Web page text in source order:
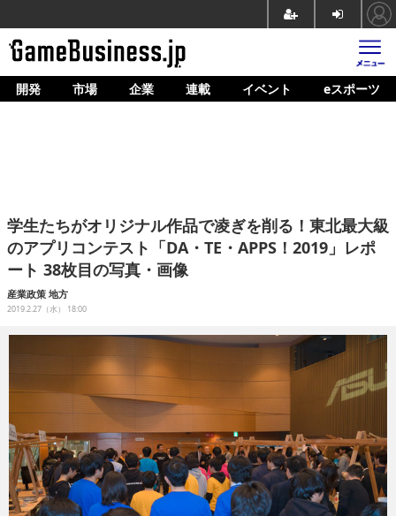
ホーム
企業動向
人材育成
産業政策
連載
イベント/セミナー
eスポーツ
開発 市場 企業 連載 イベント eスポーツ
学生たちがオリジナル作品で凌ぎを削る！東北最大級
のアプリコンテスト「DA・TE・APPS！2019」レポ
ート 38枚目の写真・画像
産業政策 地方
2019.2.27（水） 18:00